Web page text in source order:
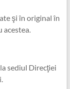
şi în original în
sediul Direcţiei